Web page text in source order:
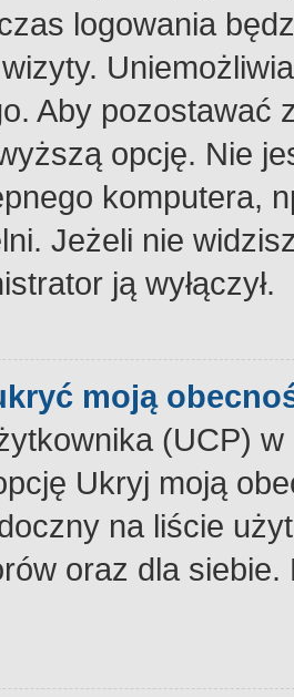
logowania
Aby pozostawać
opcję. Nie
komputera,
Jeżeli nie
ją wyłączył.
moją
(UCP) w
Ukryj moją
na liście
oraz dla